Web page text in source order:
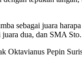
sebagai juara
dua, dan SMA Sto.
Oktavianus Pepin